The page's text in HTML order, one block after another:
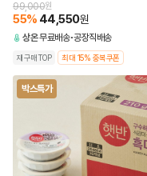
99,000원
55% 44,550원
상온무료배송 공장직배송
재구매TOP 최대 15% 중복쿠폰
박스특가